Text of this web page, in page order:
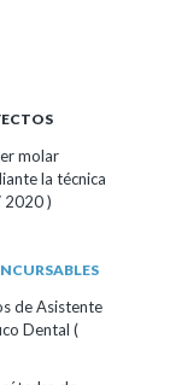
molar
la técnica
2020 )
de Asistente
Dental (